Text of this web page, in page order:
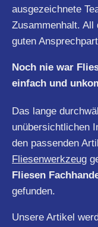
ausgezeichnete
Zusammenhalt.
guten
Noch nie war
einfach und
Das lange
unübersichtlichen
den passenden
Fliesenwerkzeug
Fliesen
gefunden.
Unsere Artikel